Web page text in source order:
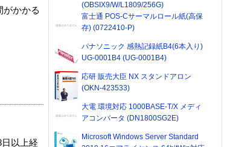
がかかる
以上経
(OBSIX9/W/L1809/256G)
富士通 POS-Cサーマルロール紙(高保
存) (0722410-P)
パナソニック 感熱記録紙B4(6本入り)
UG-0001B4 (UG-0001B4)
応研 販売大臣 NX スタンドアロン
(OKN-423533)
大電 環境対応 1000BASE-T/X メディ
アコンバータ (DN1800SG2E)
Microsoft Windows Server Standard